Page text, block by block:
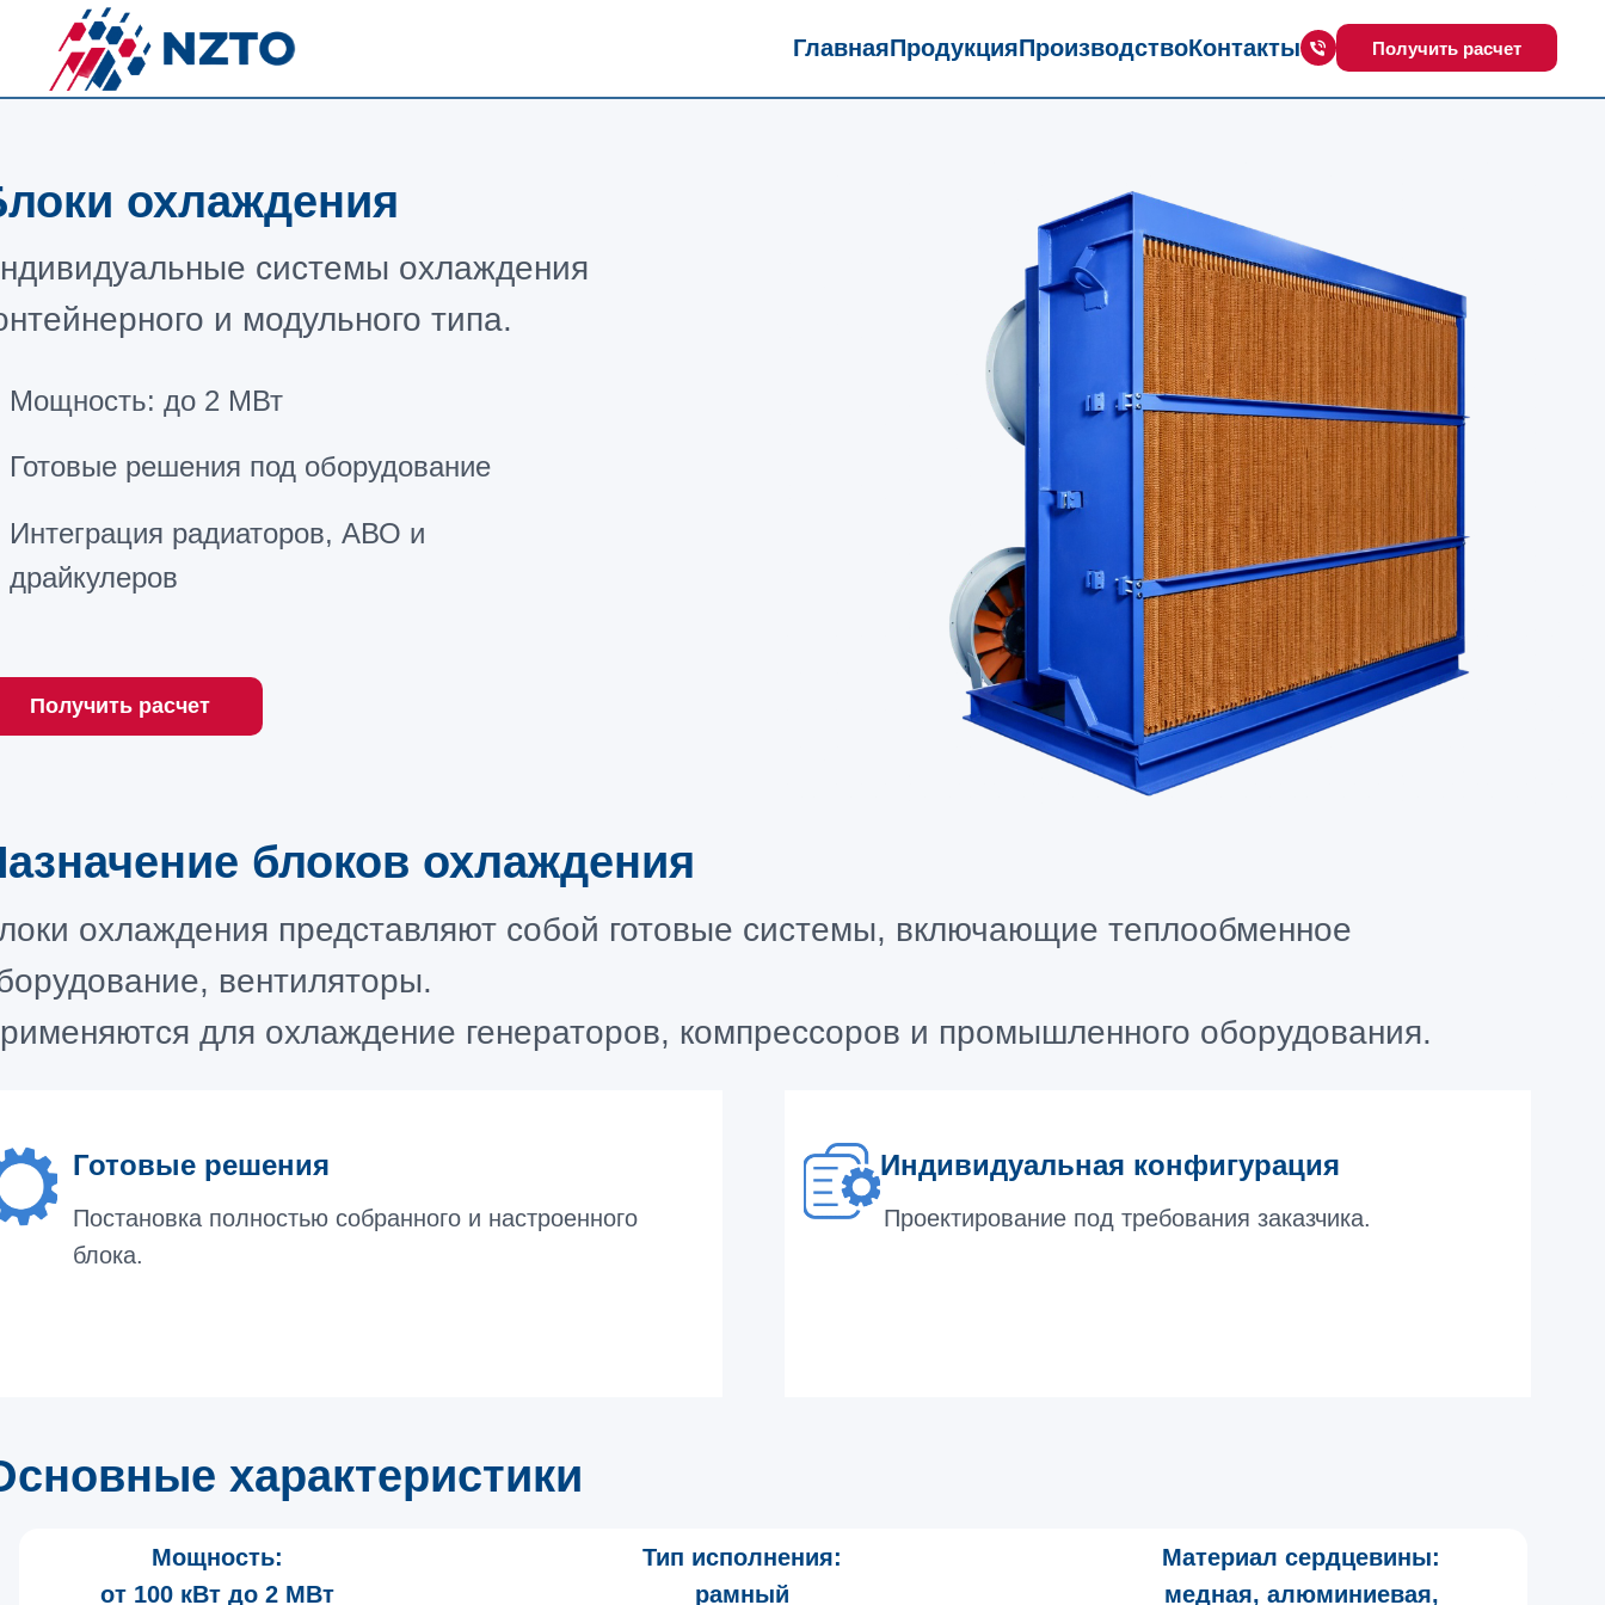
ГлавнаяПродукцияПроизводствоКонтакты Получить расчет
охлаждения
блоков охлаждения
системы охлаждения
и модульного типа.
охлаждения представляют собой готовые системы, включающие теплообменное
вентиляторы.
для охлаждение генераторов, компрессоров и промышленного оборудования.
Мощность: до 2 МВт
Готовые решения под оборудование
Интеграция радиаторов, АВО и
драйкулеров
Получить расчет
характеристики
Индивидуальная конфигурация
Проектирование под требования заказчика.
Готовые решения
Постановка полностью собранного и настроенного
блока.
Мощность:
от 100 кВт до 2 МВт
Тип исполнения:
рамный
Материал сердцевины:
медная, алюминиевая,